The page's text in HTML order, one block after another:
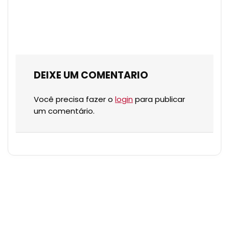
DEIXE UM COMENTARIO
Você precisa fazer o login para publicar
um comentário.